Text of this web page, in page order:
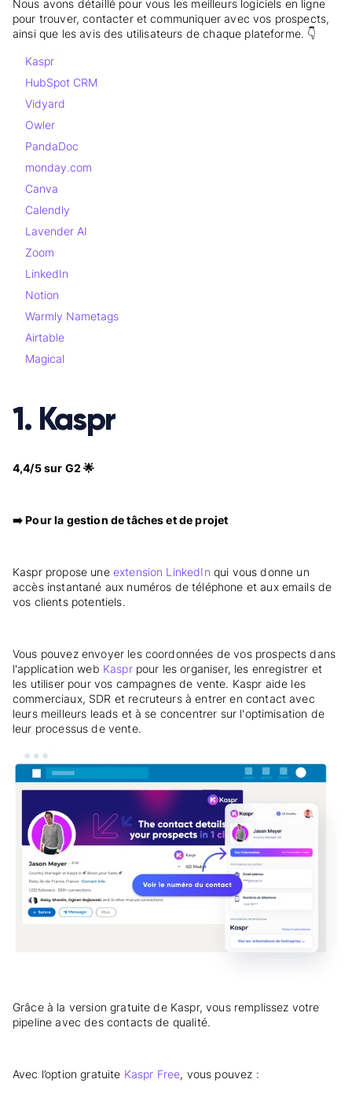
Nous avons détaillé pour vous les meilleurs logiciels en ligne
pour trouver, contacter et communiquer avec vos prospects,
ainsi que les avis des utilisateurs de chaque plateforme. 👇
Kaspr
HubSpot CRM
Vidyard
Owler
PandaDoc
monday.com
Canva
Calendly
Lavender AI
Zoom
LinkedIn
Notion
Warmly Nametags
Airtable
Magical
1. Kaspr
4,4/5 sur G2 🌟
➡️ Pour la gestion de tâches et de projet
Kaspr propose une extension LinkedIn qui vous donne un
accès instantané aux numéros de téléphone et aux emails de
vos clients potentiels.
Vous pouvez envoyer les coordonnées de vos prospects dans
l'application web Kasprpour les organiser, les enregistrer et
les utiliser pour vos campagnes de vente. Kaspr aide les
commerciaux, SDR et recruteurs à entrer en contact avec
leurs meilleurs leads et à se concentrer sur l'optimisation de
leur processus de vente.
Grâce à la version gratuite de Kaspr, vous remplissez votre
pipeline avec des contacts de qualité.
Avec l’option gratuite Kaspr Free, vous pouvez :